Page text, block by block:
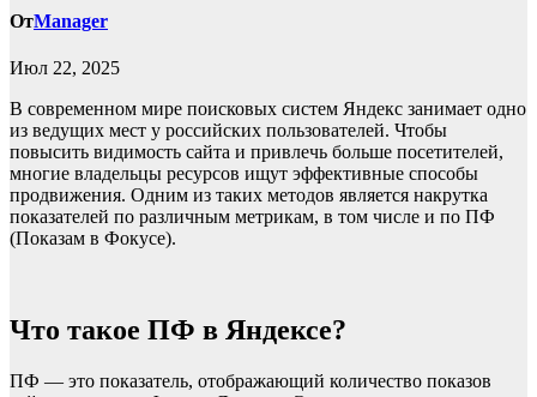
ОтManager
Июл 22, 2025
В современном мире поисковых систем Яндекс занимает одно
из ведущих мест у российских пользователей. Чтобы
повысить видимость сайта и привлечь больше посетителей,
многие владельцы ресурсов ищут эффективные способы
продвижения. Одним из таких методов является накрутка
показателей по различным метрикам, в том числе и по ПФ
(Показам в Фокусе).
Что такое ПФ в Яндексе?
ПФ — это показатель, отображающий количество показов